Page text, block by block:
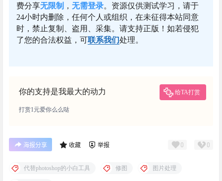
费分享无限制 ， 无需登录。资源仅供测试学习，请于
24小时内删除，任何个人或组织，在未征得本站同意
时，禁止复制、盗用、采集。请支持正版！如若侵犯
了您的合法权益，可联系我们处理。
你的支持是我最大的动力 给TA打赏
打赏1元爱你么么哒
海报分享 收藏 举报 0 0
代替photoshop的小白工具 修图 图片处理